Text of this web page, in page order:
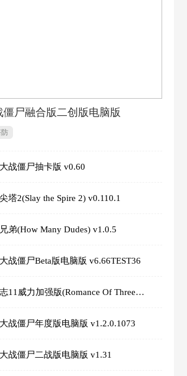
僵尸融合版二创版电脑版
战僵尸抽卡版 v0.60
塔2(Slay the Spire 2) v0.110.1
弟(How Many Dudes) v1.0.5
战僵尸Beta版电脑版 v6.66TEST36
三国志11威力加强版(Romance Of Three Kingdom 11 PK) v1.1.0.0
战僵尸年度版电脑版 v1.2.0.1073
战僵尸二战版电脑版 v1.31